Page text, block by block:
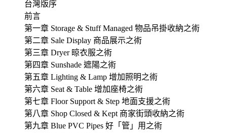
台灣版序
前言
第一章 Storage & Stuff Managed 物品吊掛收納之術
第二章 Sale Display 商品展示之術
第三章 Dryer 晾衣服之術
第四章 Sunshade 遮陽之術
第五章 Lighting & Lamp 增加照明之術
第六章 Seat & Table 增加座椅之術
第七章 Floor Support & Step 地面支援之術
第八章 Shop Closed & Kept 商家街頭收納之術
第九章 Blue PVC Pipes 好「管」用之術